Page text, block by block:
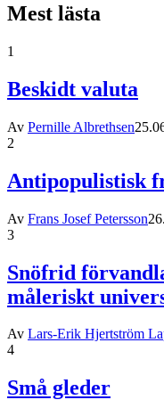
Mest lästa
1
Beskidt valuta
Av Pernille Albrethsen
2
Antipopulistisk
Av Frans Josef Petersson
3
Snöfrid
måleriskt
Av Lars-Erik Hjertström
4
Små gleder